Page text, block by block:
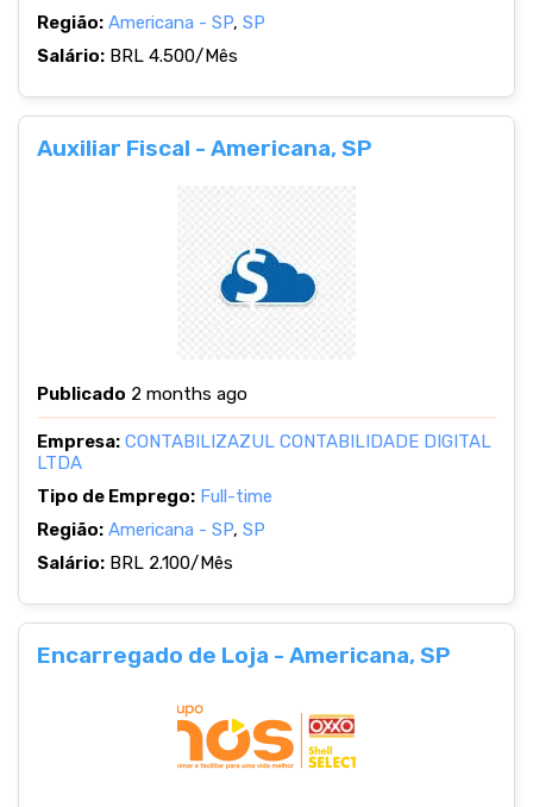
Região: Americana - SP, SP
Salário: BRL 4.500/Mês
Auxiliar Fiscal - Americana, SP
Publicado 2 months ago
Empresa: CONTABILIZAZUL CONTABILIDADE DIGITAL
LTDA
Tipo de Emprego: Full-time
Região: Americana - SP, SP
Salário: BRL 2.100/Mês
Encarregado de Loja - Americana, SP